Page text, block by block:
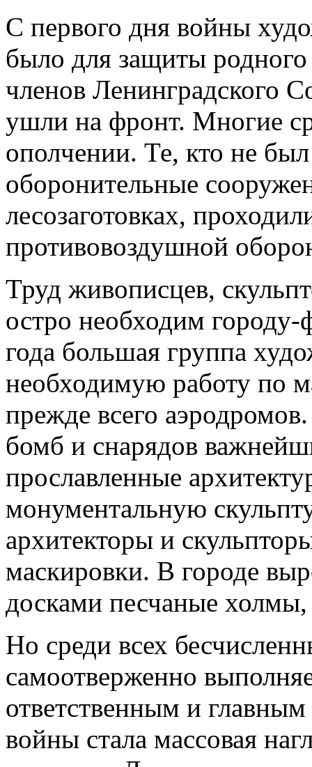
С первого дня войны
было для защиты родного
членов Ленинградского
ушли на фронт. Многие
ополчении. Те, кто не
оборонительные
лесозаготовках,
противовоздушной
Труд живописцев,
остро необходим
года большая группа
необходимую работу по
прежде всего
бомб и снарядов
прославленные
монументальную
архитекторы и
маскировки. В городе
досками песчаные
Но среди всех
самоотверженно
ответственным и
войны стала массовая